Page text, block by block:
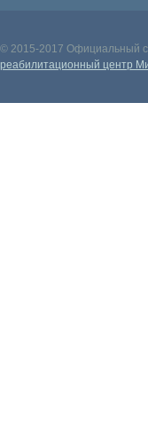
© 2015-2017 Официальный
реабилитационный центр